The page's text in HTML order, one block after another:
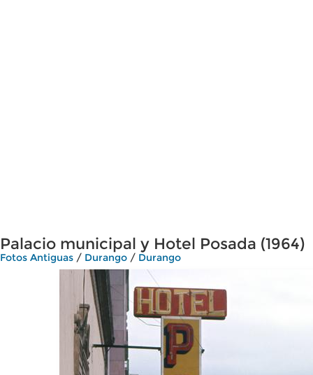
Palacio municipal y Hotel Posada (1964)
Fotos Antiguas / Durango / Durango